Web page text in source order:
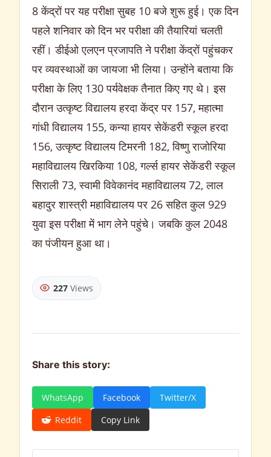
8 केंद्रों पर यह परीक्षा सुबह 10 बजे शुरू हुई। एक दिन
पहले शनिवार को दिन भर परीक्षा की तैयारियां चलती
रहीं। डीईओ एलएन प्रजापति ने परीक्षा केंद्रों पहुंचकर
पर व्यवस्थाओं का जायजा भी लिया। उन्होंने बताया कि
परीक्षा के लिए 130 पर्यवेक्षक तैनात किए गए थे। इस
दौरान उत्कृष्ट विद्यालय हरदा केंद्र पर 157, महात्मा
गांधी विद्यालय 155, कन्या हायर सेकेंडरी स्कूल हरदा
156, उत्कृष्ट विद्यालय टिमरनी 182, विष्णु राजोरिया
महाविद्यालय खिरकिया 108, गर्ल्स हायर सेकेंडरी स्कूल
सिराली 73, स्वामी विवेकानंद महाविद्यालय 72, लाल
बहादुर शास्त्री महाविद्यालय पर 26 सहित कुल 929
युवा इस परीक्षा में भाग लेने पहुंचे। जबकि कुल 2048
का पंजीयन हुआ था।
227 Views
Share this story:
WhatsApp Facebook
Twitter/X
Reddit
Copy Link